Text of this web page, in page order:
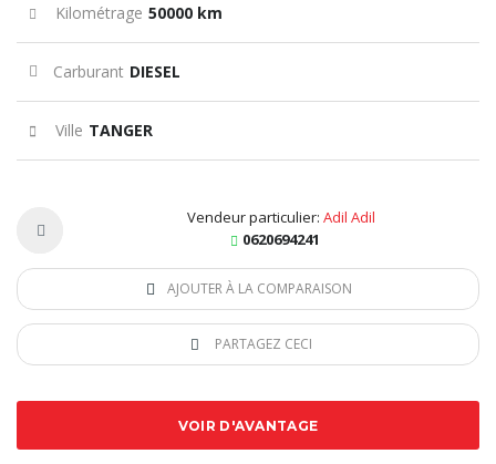
Kilométrage 50000 km
Carburant DIESEL
Ville TANGER
Vendeur particulier: Adil Adil
0620694241
AJOUTER À LA COMPARAISON
PARTAGEZ CECI
VOIR D'AVANTAGE